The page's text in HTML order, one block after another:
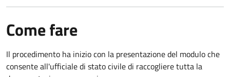
Come fare
Il procedimento ha inizio con la presentazione del modulo che
consente all'ufficiale di stato civile di raccogliere tutta la